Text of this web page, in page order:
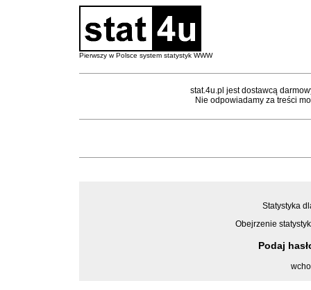
Pierwszy w Polsce system statystyk WWW
stat.4u.pl jest dostawcą
Nie odpowiadamy za treści
Statystyka
Obejrzenie
Podaj